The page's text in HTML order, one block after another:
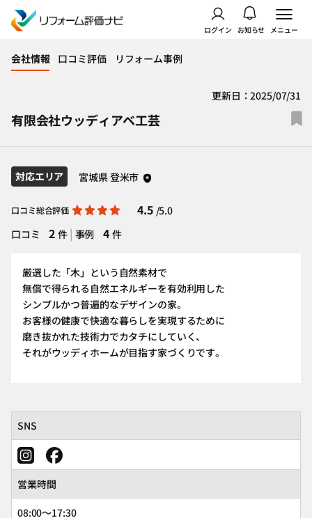
ログイン お知らせ メニュー
会社情報 口コミ評価 リフォーム事例
更新日：2025/07/31
有限会社ウッディアベ工芸
対応エリア 宮城県 登米市
口コミ総合評価 4.5 /5.0
口コミ
2 件 | 事例 4 件
厳選した「木」という自然素材で
無償で得られる自然エネルギーを有効利用した
シンプルかつ普遍的なデザインの家。
お客様の健康で快適な暮らしを実現するために
磨き抜かれた技術力でカタチにしていく、
それがウッディホームが目指す家づくりです。
SNS
営業時間
08:00～17:30